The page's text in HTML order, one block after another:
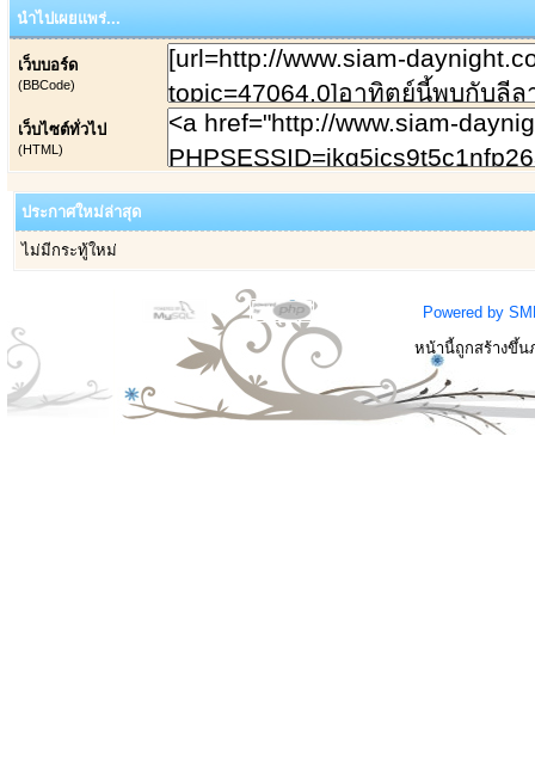
นำไปเผยแพร่...
เว็บบอร์ด
(BBCode)
เว็บไซต์ทั่วไป
(HTML)
ประกาศใหม่ล่าสุด
ไม่มีกระทู้ใหม่
Powered by
หน้านี้ถูกสร้างขึ้น